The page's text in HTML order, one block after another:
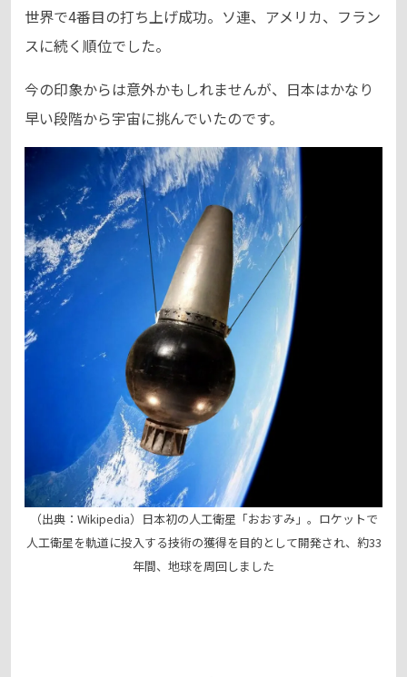
世界で4番目の打ち上げ成功。ソ連、アメリカ、フラン
スに続く順位でした。
今の印象からは意外かもしれませんが、日本はかなり
早い段階から宇宙に挑んでいたのです。
（出典：Wikipedia）日本初の人工衛星「おおすみ」。ロケットで
人工衛星を軌道に投入する技術の獲得を目的として開発され、約33
年間、地球を周回しました